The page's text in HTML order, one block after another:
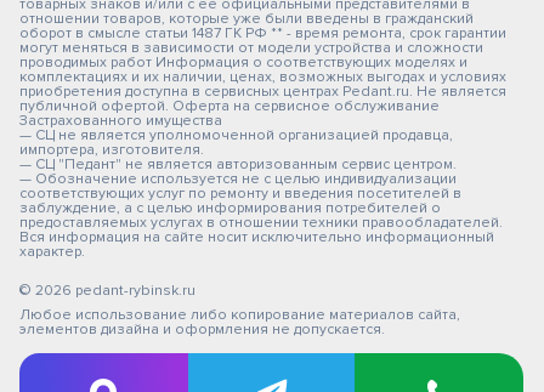
товарных знаков и/или с ее официальными представителями в
отношении товаров, которые уже были введены в гражданский
оборот в смысле статьи 1487 ГК РФ ** - время ремонта, срок гарантии
могут меняться в зависимости от модели устройства и сложности
проводимых работ Информация о соответствующих моделях и
комплектациях и их наличии, ценах, возможных выгодах и условиях
приобретения доступна в сервисных центрах Pedant.ru. Не является
публичной офертой. Оферта на сервисное обслуживание
Застрахованного имущества
— СЦ не является уполномоченной организацией продавца,
импортера, изготовителя.
— СЦ "Педант" не является авторизованным сервис центром.
— Обозначение используется не с целью индивидуализации
соответствующих услуг по ремонту и введения посетителей в
заблуждение, а с целью информирования потребителей о
предоставляемых услугах в отношении техники правообладателей.
Вся информация на сайте носит исключительно информационный
характер.
© 2026 pedant-rybinsk.ru
Любое использование либо копирование материалов сайта,
элементов дизайна и оформления не допускается.